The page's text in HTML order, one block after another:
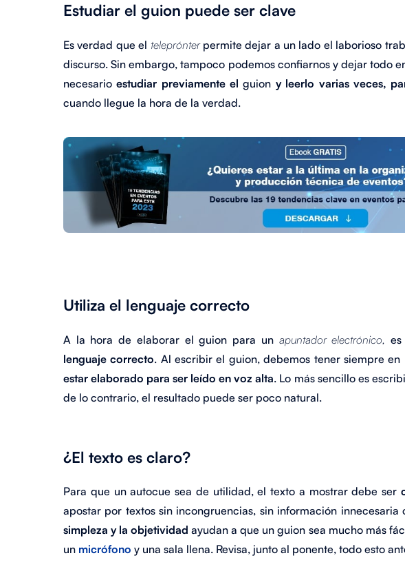
Estudiar el guion puede ser clave
Es verdad que el teleprónterpermite dejar a un lado el laborioso
discurso. Sin embargo, tampoco podemos confiarnos y dejar todo
necesarioestudiar previamente elguion y leerlo varias veces,
cuando llegue la hora de la verdad.
Utiliza el lenguaje correcto
A la hora de elaborar el guion para un apuntador electrónico,
lenguaje correcto. Al escribir el guion, debemos tener siempre
estar elaborado para ser leído en voz alta. Lo más sencillo es
de lo contrario, el resultado puede ser poco natural.
¿El texto es claro?
Para que un autocue sea de utilidad, el texto a mostrar debe ser
apostar por textos sin incongruencias, sin información innecesaria
simpleza y la objetividad ayudan a que un guion sea mucho más
un micrófono y una sala llena. Revisa, junto al ponente, todo esto